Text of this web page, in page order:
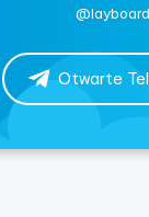
@layboard
Otwarte